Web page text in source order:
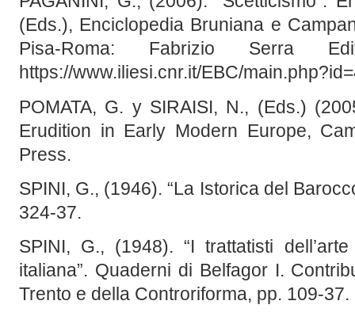
(Eds.), Enciclopedia Bruniana e
Pisa-Roma: Fabrizio Serra
https://www.iliesi.cnr.it/EBC/
POMATA, G. y SIRAISI, N., (Eds.)
Erudition in Early Modern Europe,
Press.
SPINI, G., (1946). “La Istorica del
324-37.
SPINI, G., (1948). “I trattatisti
italiana”. Quaderni di Belfagor I.
Trento e della Controriforma, pp. 109-37.